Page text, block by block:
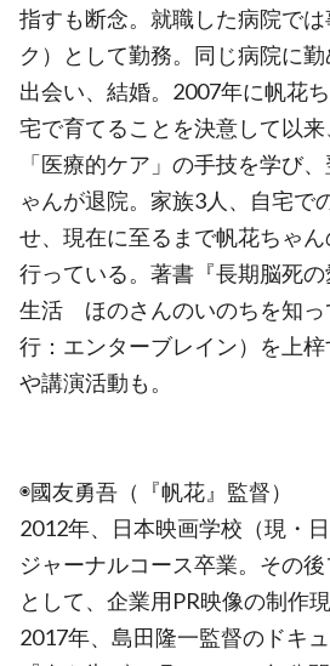
指すも断念。就職した病院で
ク）として勤務。同じ病院に
出会い、結婚。2007年に帆花
宅で育てることを決意して以
「医療的ケア」の手技を学び
ゃんが退院。家族3人、自宅で
せ、現在に至るまで帆花ちゃ
行っている。著書『長期脳死
生活 ほのさんのいのちを知っ
行：エンターブレイン）を上
や講演活動も。
◉國友勇吾（『帆花』監督）
2012年、日本映画学校（現・
ジャーナルコース卒業。その
として、企業用PR映像の制作
2017年、島田隆一監督のドキ